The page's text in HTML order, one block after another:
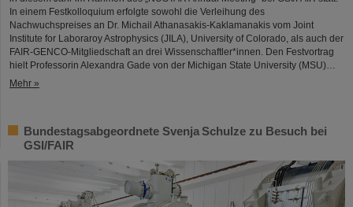
In einem Festkolloquium erfolgte sowohl die Verleihung des
Nachwuchspreises an Dr. Michail Athanasakis-Kaklamanakis vom Joint
Institute for Laboraroy Astrophysics (JILA), University of Colorado, als auch der
FAIR-GENCO-Mitgliedschaft an drei Wissenschaftler*innen. Den Festvortrag
hielt Professorin Alexandra Gade von der Michigan State University (MSU)…
Mehr »
Bundestagsabgeordnete Svenja Schulze zu Besuch bei
GSI/FAIR